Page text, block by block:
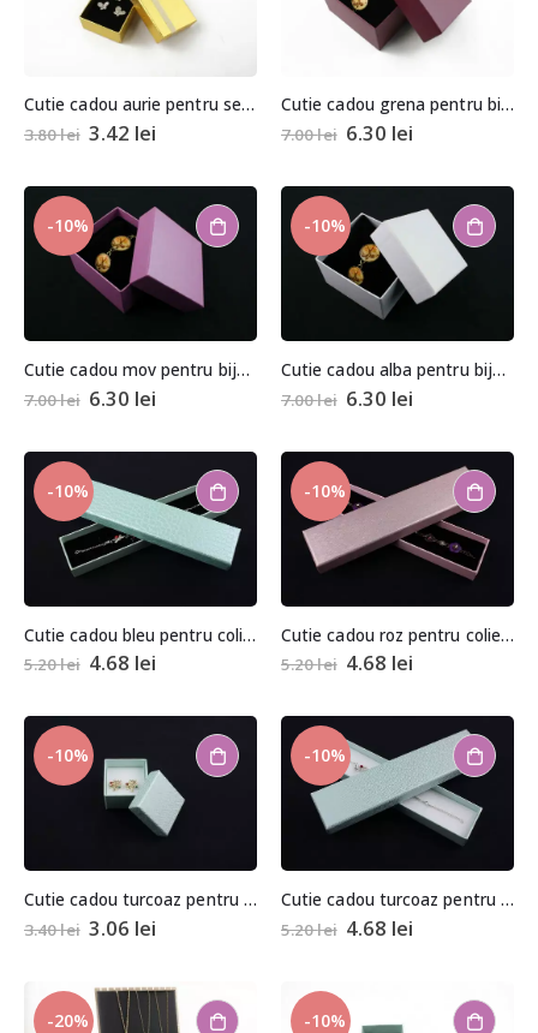
Cutie cadou aurie pentru set (cercei, colier si inel) 2,5x5x8cm
3.80lei 3.42 lei
Cutie cadou grena pentru bijuterii cu pernita 5,5x8x8,5cm
7.00lei 6.30 lei
-10%
Cutie cadou mov pentru bijuterii cu pernita 5,5x8x8,5cm
7.00lei 6.30 lei
-10%
Cutie cadou alba pentru bijuterii cu pernita 5,5x8x8,5cm
7.00lei 6.30 lei
-10%
Cutie cadou bleu pentru colier, bratara sau ceas 2x4x20cm
5.20lei 4.68 lei
-10%
Cutie cadou roz pentru colier, bratara sau ceas 2x4x20cm
5.20lei 4.68 lei
-10%
Cutie cadou turcoaz pentru inel sau cercei 3,5×4,5×4,5cm
3.40lei 3.06 lei
-10%
Cutie cadou turcoaz pentru colier, bratara sau ceas 2x4x20cm
5.20lei 4.68 lei
-20% -10%